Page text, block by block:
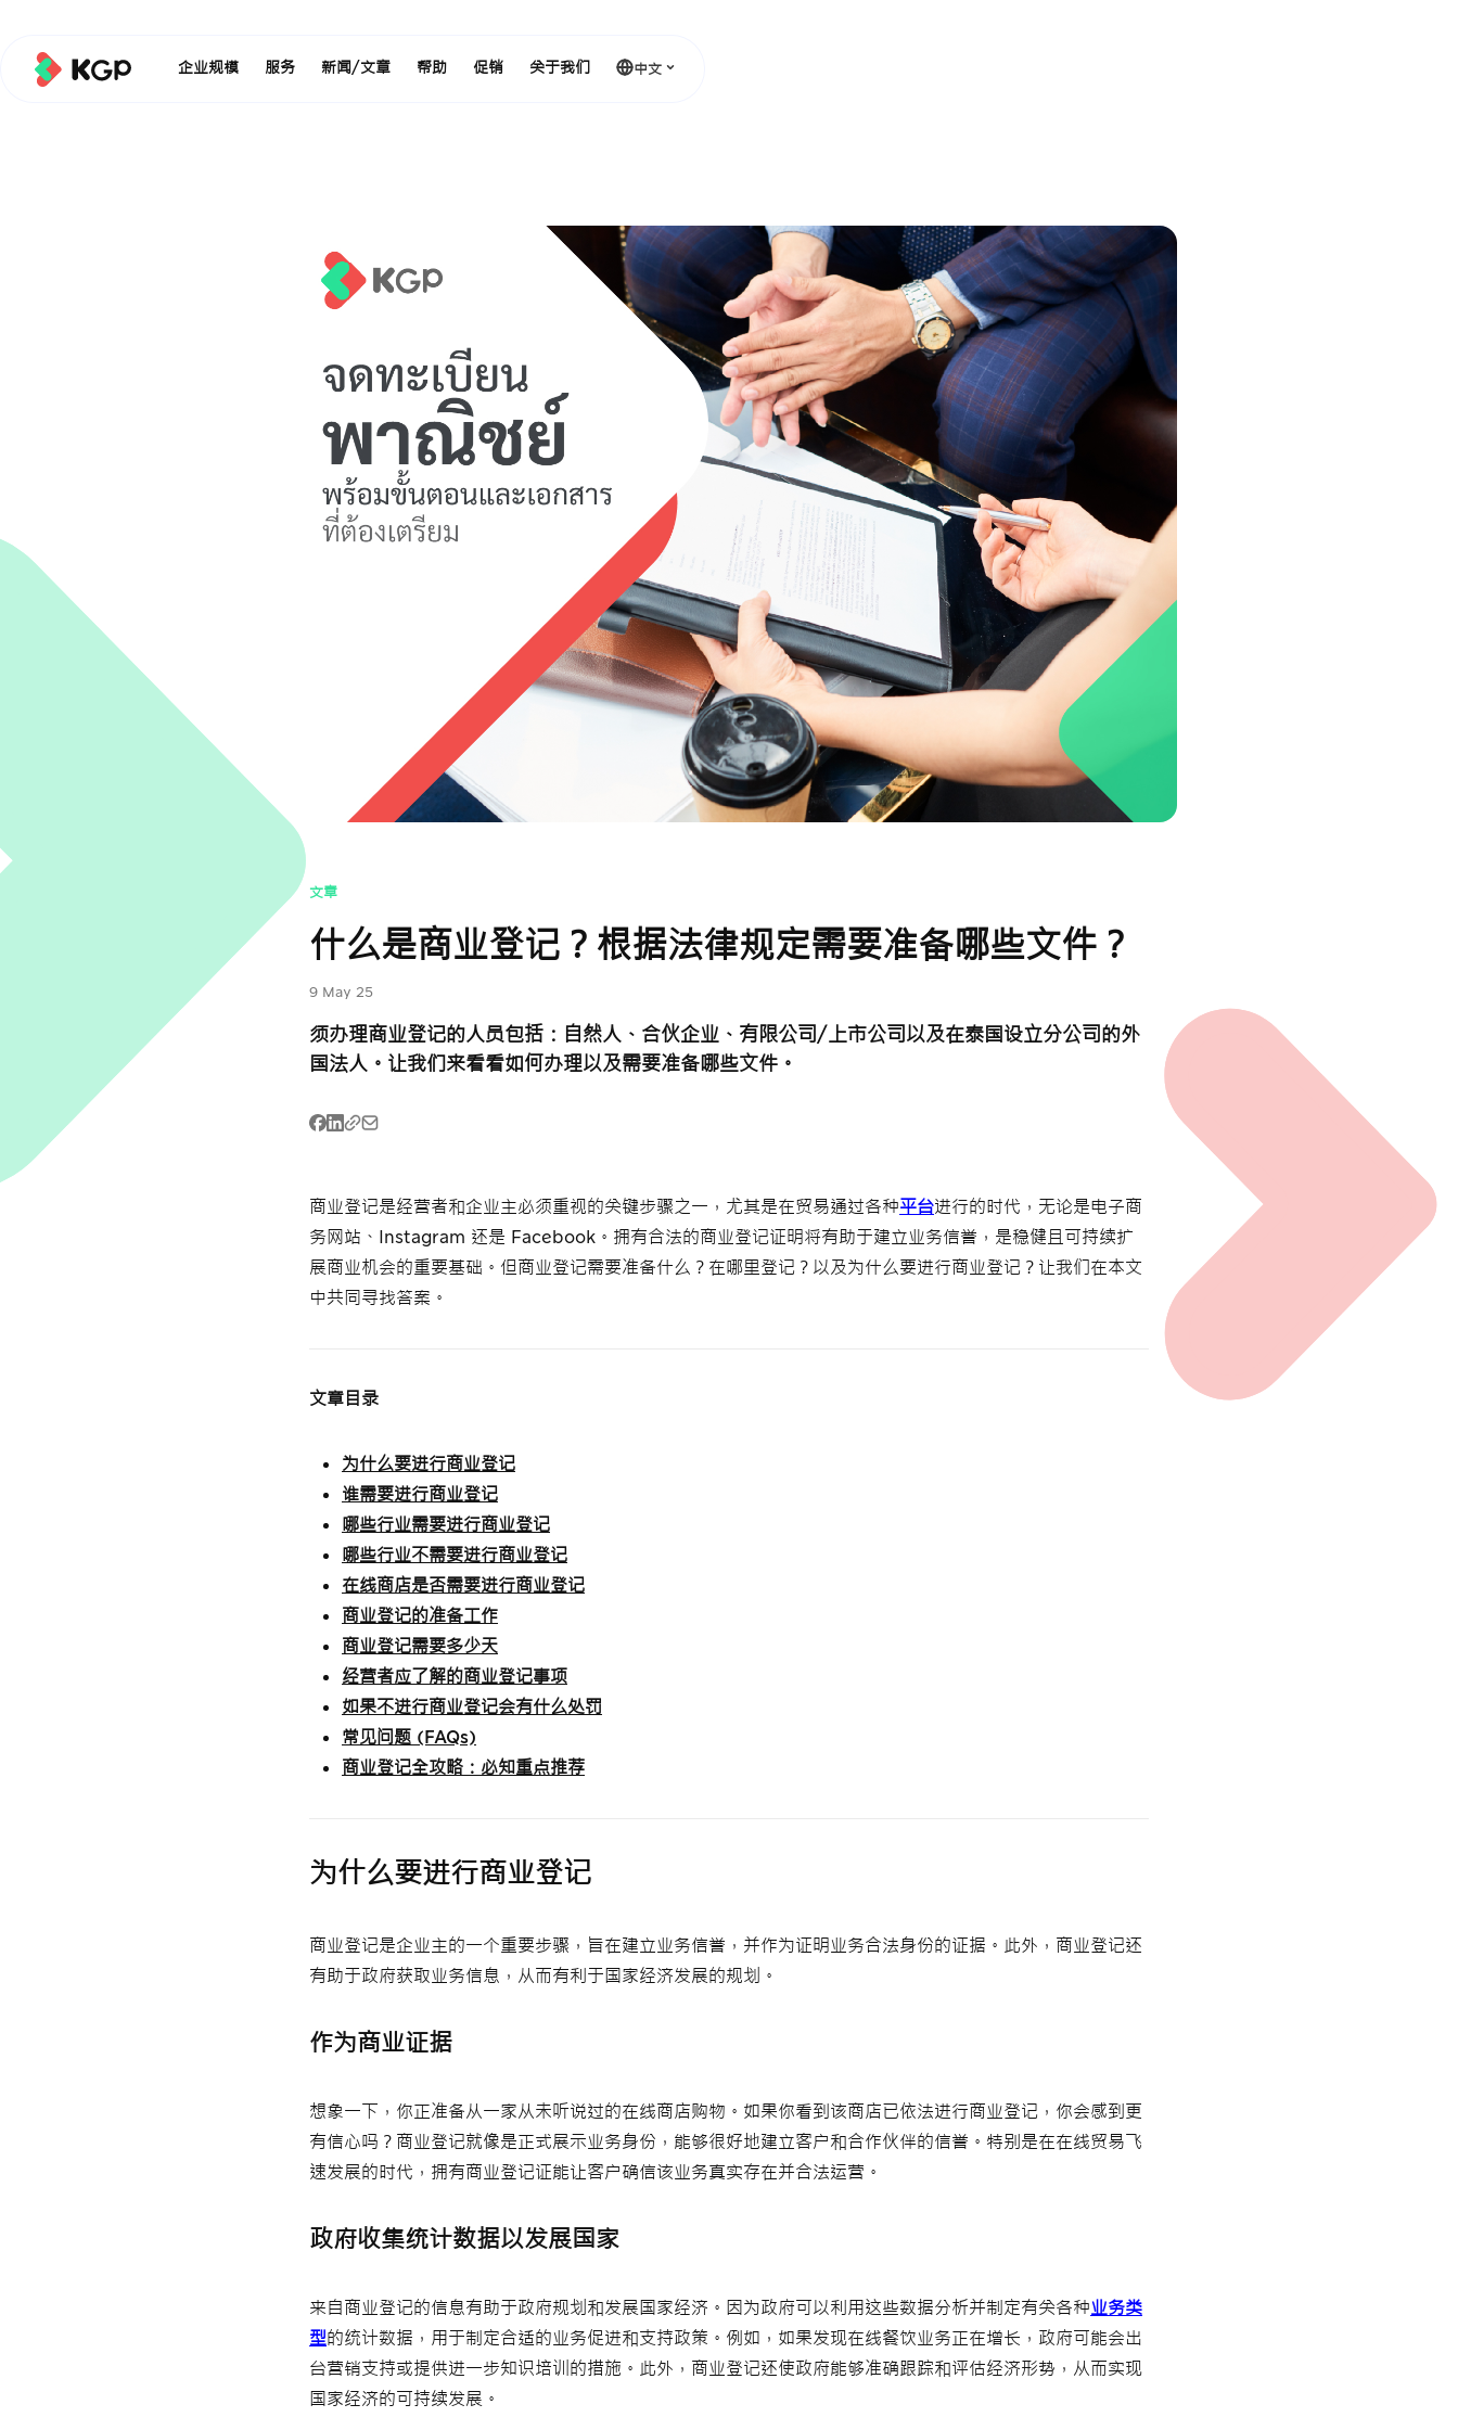
企业规模 服务 新闻/文章 帮助 促销 关于我们 中文
文章
什么是商业登记？根据法律规定需要准备哪些文件？
9 May 25
须办理商业登记的人员包括：自然人、合伙企业、有限公司/上市公司以及在泰国设立分公司的外
国法人。让我们来看看如何办理以及需要准备哪些文件。
商业登记是经营者和企业主必须重视的关键步骤之一，尤其是在贸易通过各种平台进行的时代，无论是电子商
务网站、Instagram 还是 Facebook。拥有合法的商业登记证明将有助于建立业务信誉，是稳健且可持续扩
展商业机会的重要基础。但商业登记需要准备什么？在哪里登记？以及为什么要进行商业登记？让我们在本文
中共同寻找答案。
文章目录
为什么要进行商业登记
谁需要进行商业登记
哪些行业需要进行商业登记
哪些行业不需要进行商业登记
在线商店是否需要进行商业登记
商业登记的准备工作
商业登记需要多少天
经营者应了解的商业登记事项
如果不进行商业登记会有什么处罚
常见问题 (FAQs)
商业登记全攻略：必知重点推荐
为什么要进行商业登记
商业登记是企业主的一个重要步骤，旨在建立业务信誉，并作为证明业务合法身份的证据。此外，商业登记还
有助于政府获取业务信息，从而有利于国家经济发展的规划。
作为商业证据
想象一下，你正准备从一家从未听说过的在线商店购物。如果你看到该商店已依法进行商业登记，你会感到更
有信心吗？商业登记就像是正式展示业务身份，能够很好地建立客户和合作伙伴的信誉。特别是在在线贸易飞
速发展的时代，拥有商业登记证能让客户确信该业务真实存在并合法运营。
政府收集统计数据以发展国家
来自商业登记的信息有助于政府规划和发展国家经济。因为政府可以利用这些数据分析并制定有关各种业务类
型的统计数据，用于制定合适的业务促进和支持政策。例如，如果发现在线餐饮业务正在增长，政府可能会出
台营销支持或提供进一步知识培训的措施。此外，商业登记还使政府能够准确跟踪和评估经济形势，从而实现
国家经济的可持续发展。